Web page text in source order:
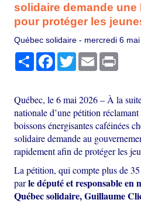
solidaire demande une
pour protéger les
Québec solidaire - mercredi 6
PartagerFacebook
TwitterEmail
Québec, le 6 mai 2026 – À la
nationale d’une pétition
boissons énergisantes caféinées
solidaire demande au
rapidement afin de protéger les
La pétition, qui compte plus de
parle député et responsable en
Québec solidaire, Guillaume